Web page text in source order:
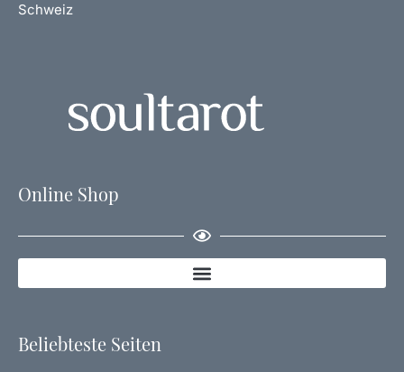
Schweiz
Online Shop
Beliebteste Seiten